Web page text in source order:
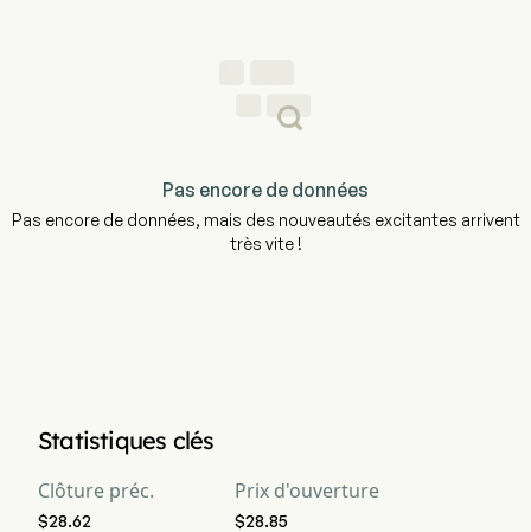
Pas encore de données
Pas encore de données, mais des nouveautés excitantes arrivent
très vite !
Statistiques clés
Clôture préc.
$28.62
Prix d'ouverture
$28.85